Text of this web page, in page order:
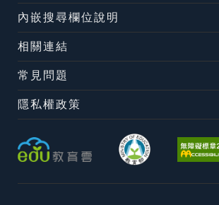
內嵌搜尋欄位說明
相關連結
常見問題
隱私權政策